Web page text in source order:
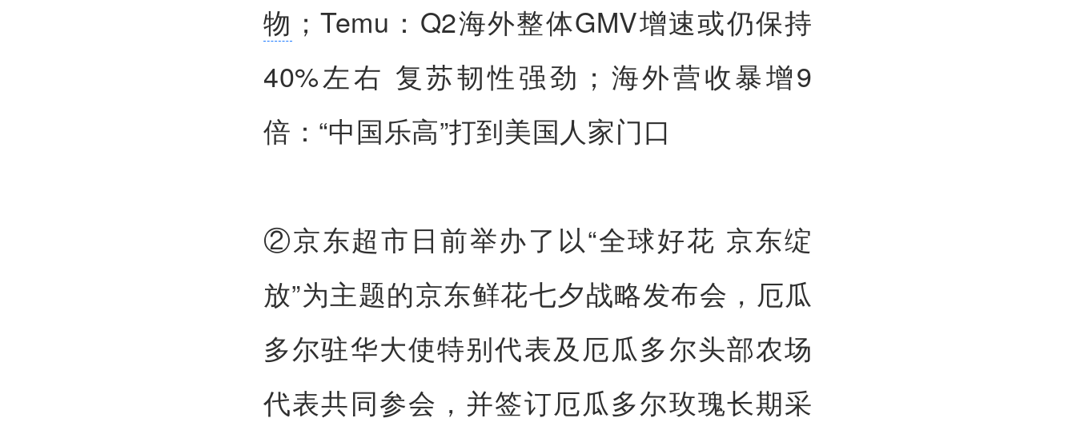
物 ；Temu：Q2海外整体GMV增速或仍保持
40%左右 复苏韧性强劲；海外营收暴增9
倍：“中国乐高”打到美国人家门口
②京东超市日前举办了以“全球好花 京东绽
放”为主题的京东鲜花七夕战略发布会，厄瓜
多尔驻华大使特别代表及厄瓜多尔头部农场
代表共同参会，并签订厄瓜多尔玫瑰长期采